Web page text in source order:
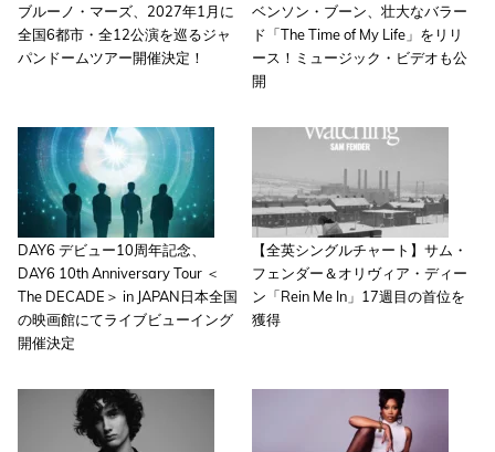
ブルーノ・マーズ、2027年1月に
全国6都市・全12公演を巡るジャ
パンドームツアー開催決定！
ベンソン・ブーン、壮大なバラー
ド「The Time of My Life」をリリ
ース！ミュージック・ビデオも公
開
DAY6 デビュー10周年記念、
DAY6 10th Anniversary Tour ＜
The DECADE＞ in JAPAN日本全国
の映画館にてライブビューイング
開催決定
【全英シングルチャート】サム・
フェンダー＆オリヴィア・ディー
ン「Rein Me In」17週目の首位を
獲得